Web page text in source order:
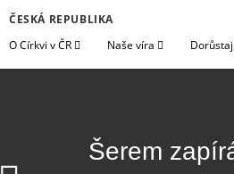
ČESKÁ REPUBLIKA
O Církvi v ČR
Naše víra
Šerem